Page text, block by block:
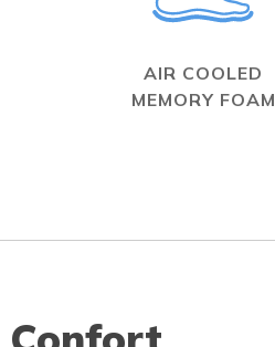
AIR COOLED
MEMORY FOAM